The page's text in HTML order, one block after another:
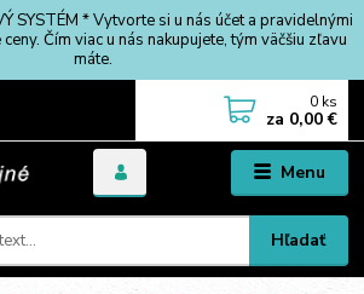
SYSTÉM * Vytvorte si u nás účet a pravidelnými
Čím viac u nás nakupujete, tým väčšiu zľavu
máte.
Menu
Hľadať
0 ks
za 0,00 €